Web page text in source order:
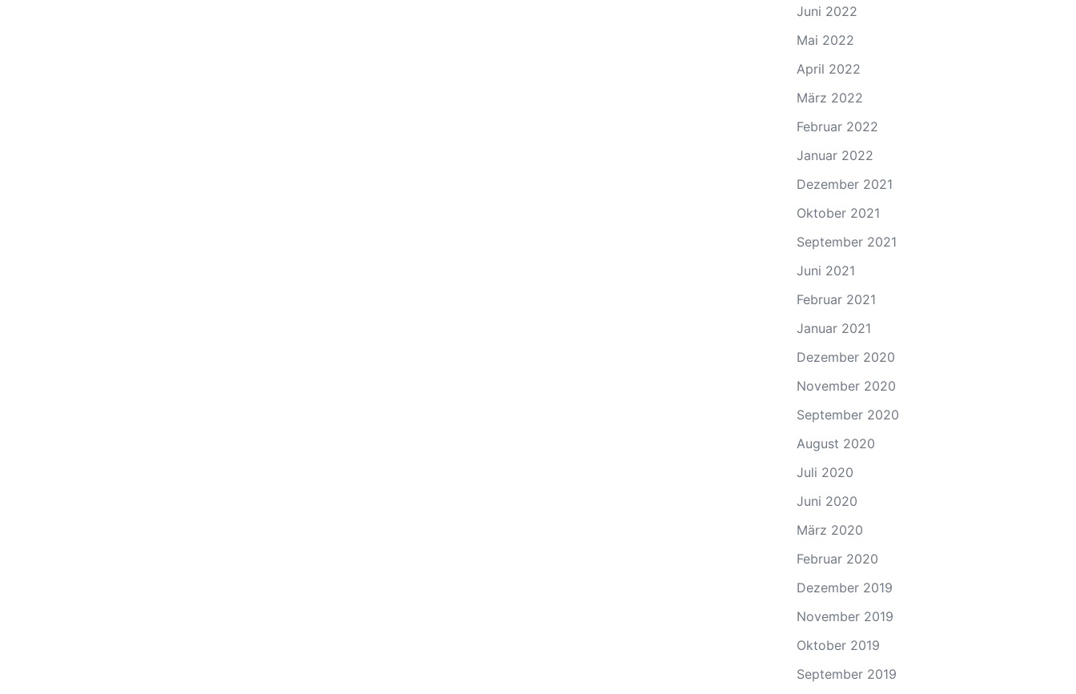
Juni 2022
Mai 2022
April 2022
März 2022
Februar 2022
Januar 2022
Dezember 2021
Oktober 2021
September 2021
Juni 2021
Februar 2021
Januar 2021
Dezember 2020
November 2020
September 2020
August 2020
Juli 2020
Juni 2020
März 2020
Februar 2020
Dezember 2019
November 2019
Oktober 2019
September 2019